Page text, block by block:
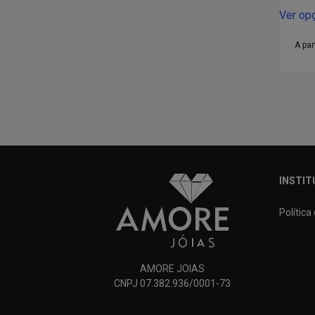
Ver
A
AMORE JOIAS
CNPJ 07.382.936/0001-73
Política